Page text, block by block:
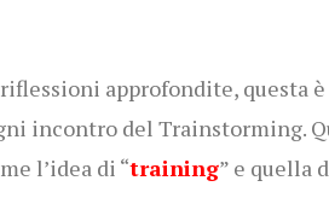
approfondite, questa è
incontro del Trainstorming.
l’idea di “training” e quella